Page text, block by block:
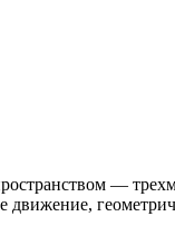
—
движение,